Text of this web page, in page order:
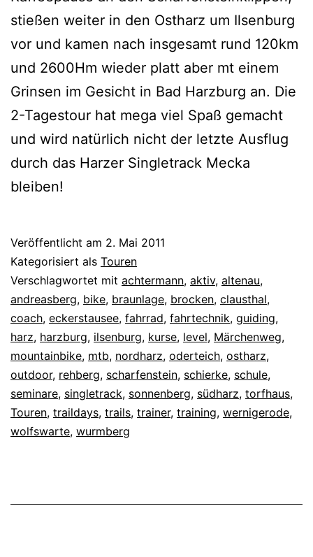
stießen weiter in den Ostharz um Ilsenburg
vor und kamen nach insgesamt rund 120km
und 2600Hm wieder platt aber mt einem
Grinsen im Gesicht in Bad Harzburg an. Die
2-Tagestour hat mega viel Spaß gemacht
und wird natürlich nicht der letzte Ausflug
durch das Harzer Singletrack Mecka
bleiben!
Veröffentlicht am 2. Mai 2011
Kategorisiert als Touren
Verschlagwortet mit achtermann, aktiv, altenau,
andreasberg, bike, braunlage, brocken, clausthal,
coach, eckerstausee, fahrrad, fahrtechnik, guiding,
harz, harzburg, ilsenburg, kurse, level, Märchenweg,
mountainbike, mtb, nordharz, oderteich, ostharz,
outdoor, rehberg, scharfenstein, schierke, schule,
seminare, singletrack, sonnenberg, südharz, torfhaus,
Touren, traildays, trails, trainer, training, wernigerode,
wolfswarte, wurmberg